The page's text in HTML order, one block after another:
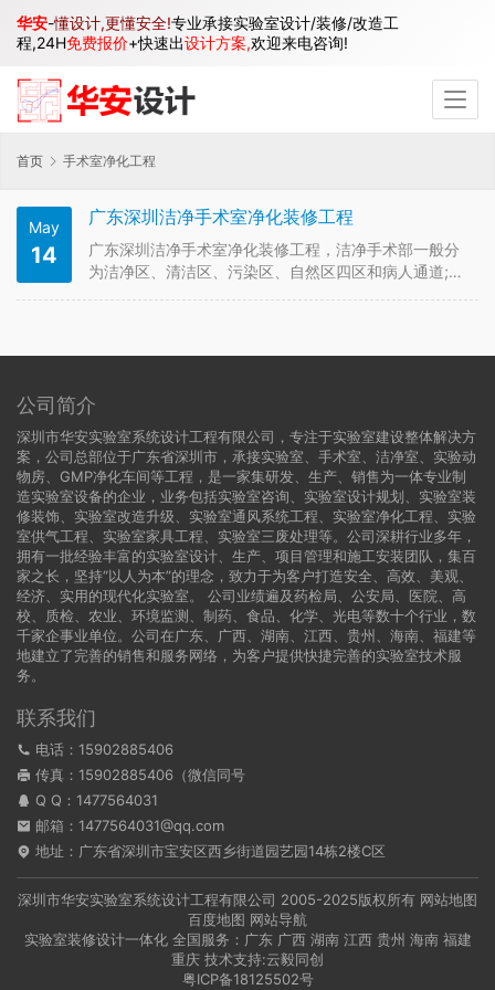
首页 手术室净化工程
May
14
广东深圳洁净手术室净化装修工程
广东深圳洁净手术室净化装修工程，洁净手术部一般分
为洁净区、清洁区、污染区、自然区四区和病人通道;工
染区形成气流走向。 洁净…
公司简介
深圳市华安实验室系统设计工程有限公司，专注于实验室建设整体解决方
案，公司总部位于广东省深圳市，承接实验室、手术室、洁净室、实验动
物房、GMP净化车间等工程，是一家集研发、生产、销售为一体专业制
造实验室设备的企业，业务包括实验室咨询、实验室设计规划、实验室装
修装饰、实验室改造升级、实验室通风系统工程、实验室净化工程、实验
室供气工程、实验室家具工程、实验室三废处理等。公司深耕行业多年，
拥有一批经验丰富的实验室设计、生产、项目管理和施工安装团队，集百
家之长，坚持“以人为本”的理念，致力于为客户打造安全、高效、美观、
经济、实用的现代化实验室。 公司业绩遍及药检局、公安局、医院、高
校、质检、农业、环境监测、制药、食品、化学、光电等数十个行业，数
千家企事业单位。公司在广东、广西、湖南、江西、贵州、海南、福建等
地建立了完善的销售和服务网络，为客户提供快捷完善的实验室技术服
务。
联系我们
电话：15902885406
传真：15902885406（微信同号
Q Q： 1477564031
邮箱：1477564031@qq.com
地址：广东省深圳市宝安区西乡街道园艺园14栋2楼C区
深圳市华安实验室系统设计工程有限公司 2005-2025版权所有 网站地图
百度地图 网站导航
实验室装修设计一体化 全国服务： 广东 广西 湖南 江西 贵州 海南 福建
重庆 技术支持:云毅同创
粤ICP备18125502号
华安-懂设计,更懂安全!专业承接实验室设计/装修/改造工
程,24H免费报价+快速出设计方案,欢迎来电咨询!